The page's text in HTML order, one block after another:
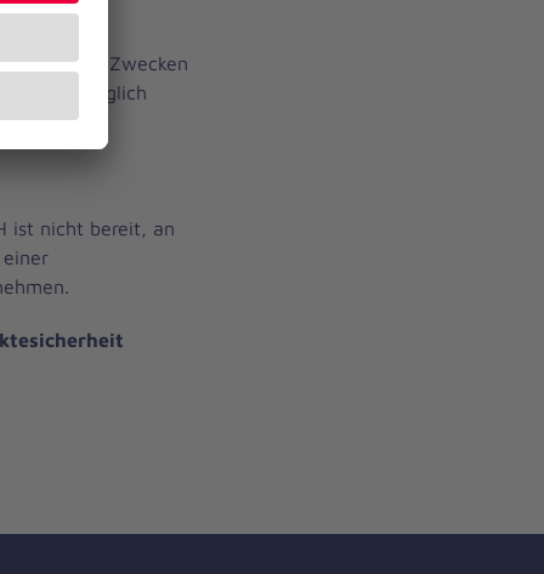
deren
dem
Zwecken
zugänglich
ist nicht bereit, an